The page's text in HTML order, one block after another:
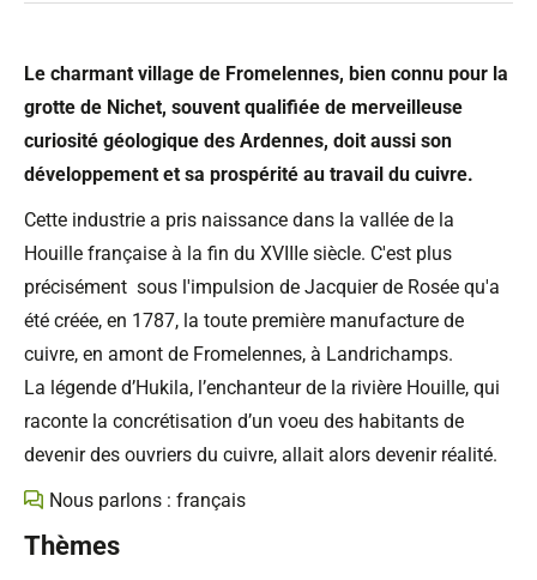
Le charmant village de Fromelennes, bien connu pour la
grotte de Nichet, souvent qualifiée de merveilleuse
curiosité géologique des Ardennes, doit aussi son
développement et sa prospérité au travail du cuivre.
Cette industrie a pris naissance dans la vallée de la
Houille française à la fin du XVIIIe siècle. C'est plus
précisément sous l'impulsion de Jacquier de Rosée qu'a
été créée, en 1787, la toute première manufacture de
cuivre, en amont de Fromelennes, à Landrichamps.
La légende d’Hukila, l’enchanteur de la rivière Houille, qui
raconte la concrétisation d’un voeu des habitants de
devenir des ouvriers du cuivre, allait alors devenir réalité.
Nous parlons : français
Thèmes